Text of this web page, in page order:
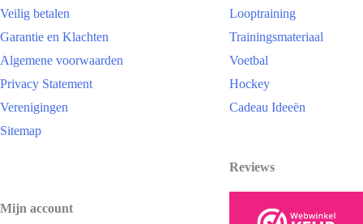
Veilig betalen
Garantie en Klachten
Algemene voorwaarden
Privacy Statement
Verenigingen
Sitemap
Looptraining
Trainingsmateriaal
Voetbal
Hockey
Cadeau Ideeën
Mijn account
Reviews